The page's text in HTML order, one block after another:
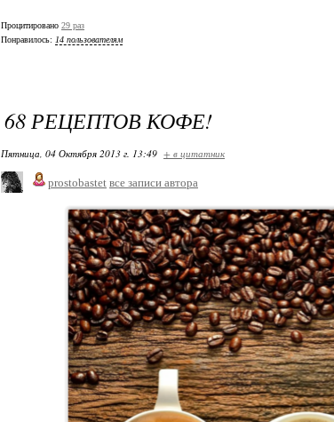
Процитировано 29 раз
Понравилось: 14 пользователям
68 РЕЦЕПТОВ КОФЕ!
Пятница, 04 Октября 2013 г. 13:49 + в цитатник
prostobastet все записи автора